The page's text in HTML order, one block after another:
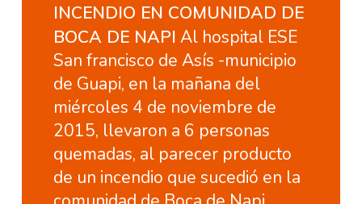
INCENDIO EN COMUNIDAD DE
BOCA DE NAPI Al hospital ESE
San francisco de Asís -municipio
de Guapi, en la mañana del
miércoles 4 de noviembre de
2015, llevaron a 6 personas
quemadas, al parecer producto
de un incendio que sucedió en la